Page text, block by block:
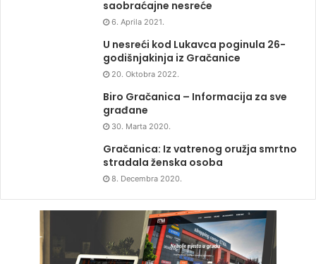
saobraćajne nesreće
6. Aprila 2021.
U nesreći kod Lukavca poginula 26-
godišnjakinja iz Gračanice
20. Oktobra 2022.
Biro Gračanica – Informacija za sve
građane
30. Marta 2020.
Gračanica: Iz vatrenog oružja smrtno
stradala ženska osoba
8. Decembra 2020.